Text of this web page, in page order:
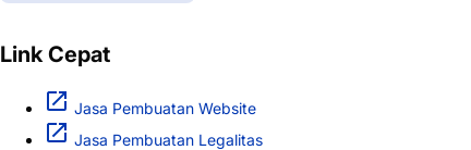
Link Cepat
Jasa Pembuatan Website
Jasa Pembuatan Legalitas